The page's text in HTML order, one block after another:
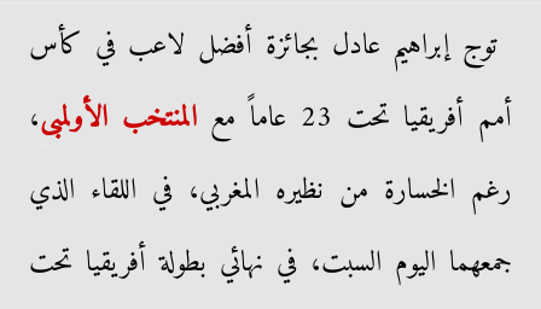
توج إبراهيم عادل بجائزة أفضل لاعب في كأس
أمم أفريقيا تحت 23 عاماً مع
المنتخب الأولمبى،
رغم الخسارة من نظيره المغربي، في اللقاء الذي
جمعهما اليوم السبت، في نهائي بطولة أفريقيا تحت